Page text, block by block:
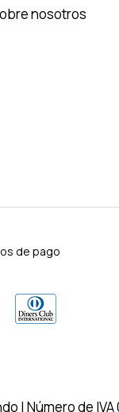
nosotros
de pago
| Número de